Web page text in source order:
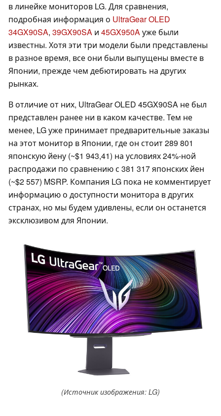
в линейке мониторов LG. Для сравнения,
подробная информация о UltraGear OLED
34GX90SA, 39GX90SA и 45GX950Aуже были
известны. Хотя эти три модели были представлены
в разное время, все они были выпущены вместе в
Японии, прежде чем дебютировать на других
рынках.
В отличие от них, UltraGear OLED 45GX90SA не был
представлен ранее ни в каком качестве. Тем не
менее, LG уже принимает предварительные заказы
на этот монитор в Японии, где он стоит 289 801
японскую йену (~$1 943,41) на условиях 24%-ной
распродажи по сравнению с 381 317 японских йен
(~$2 557) MSRP. Компания LG пока не комментирует
информацию о доступности монитора в других
странах, но мы будем удивлены, если он останется
эксклюзивом для Японии.
(Источник изображения: LG)